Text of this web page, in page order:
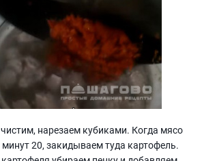
нарезаем кубиками. Когда мясо
20, закидываем туда картофель.